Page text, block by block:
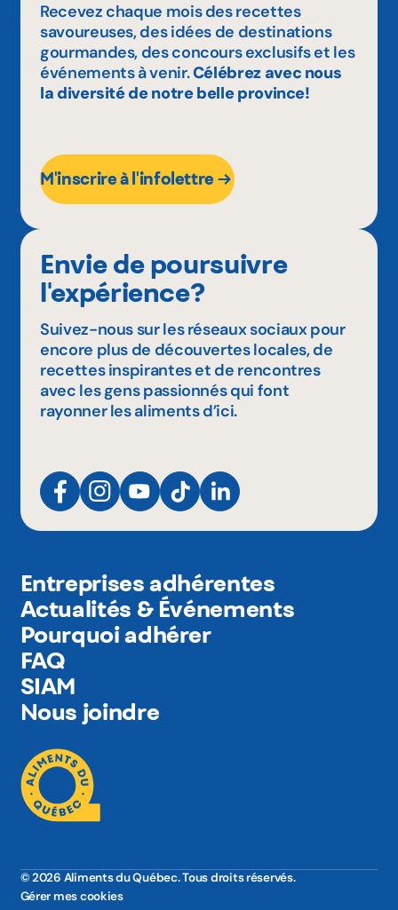
Recevez chaque mois des recettes
savoureuses, des idées de destinations
gourmandes, des concours exclusifs et les
événements à venir.Célébrez avec nous
la diversité de notre belle province!
M'inscrire à l'infolettre
Envie de poursuivre
l'expérience?
Suivez-nous sur les réseaux sociaux pour
encore plus de découvertes locales, de
recettes inspirantes et de rencontres
avec les gens passionnés qui font
rayonner les aliments d’ici.
Entreprises adhérentes
Actualités & Événements
Pourquoi adhérer
FAQ
SIAM
Nous joindre
© 2026 Aliments du Québec. Tous droits réservés.
Gérer mes cookies